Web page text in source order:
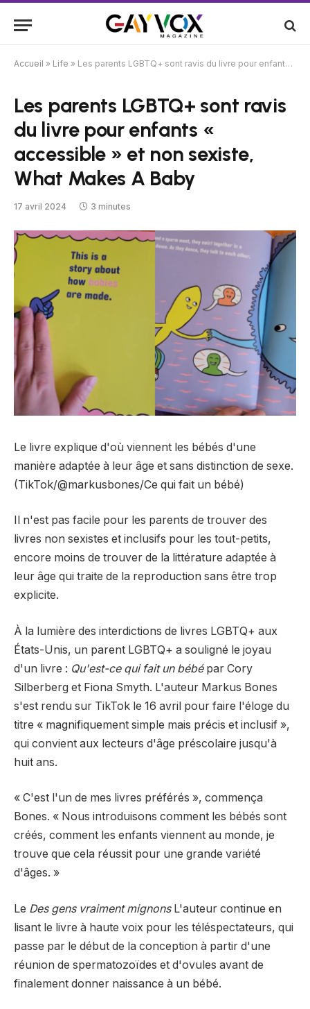
Accueil » Life » Les parents LGBTQ+ sont ravis du livre pour enfants « accessible » et non sexiste, What Makes A Baby
Les parents LGBTQ+ sont ravis
du livre pour enfants «
accessible » et non sexiste,
What Makes A Baby
17 avril 2024 3 minutes
Le livre explique d'où viennent les bébés d'une
manière adaptée à leur âge et sans distinction de sexe.
(TikTok/@markusbones/Ce qui fait un bébé)
Il n'est pas facile pour les parents de trouver des
livres non sexistes et inclusifs pour les tout-petits,
encore moins de trouver de la littérature adaptée à
leur âge qui traite de la reproduction sans être trop
explicite.
À la lumière des interdictions de livres LGBTQ+ aux
États-Unis, un parent LGBTQ+ a souligné le joyau
d'un livre : Qu'est-ce qui fait un bébépar Cory
Silberberg et Fiona Smyth. L'auteur Markus Bones
s'est rendu sur TikTok le 16 avril pour faire l'éloge du
titre « magnifiquement simple mais précis et inclusif »,
qui convient aux lecteurs d'âge préscolaire jusqu'à
huit ans.
« C'est l'un de mes livres préférés », commença
Bones. « Nous introduisons comment les bébés sont
créés, comment les enfants viennent au monde, je
trouve que cela réussit pour une grande variété
d'âges. »
Le Des gens vraiment mignonsL'auteur continue en
lisant le livre à haute voix pour les téléspectateurs, qui
passe par le début de la conception à partir d'une
réunion de spermatozoïdes et d'ovules avant de
finalement donner naissance à un bébé.